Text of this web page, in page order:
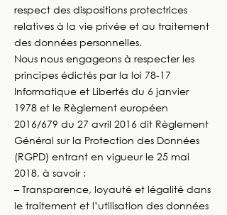
respect des dispositions protectrices
relatives à la vie privée et au traitement
des données personnelles.
Nous nous engageons à respecter les
principes édictés par la loi 78-17
Informatique et Libertés du 6 janvier
1978 et le Règlement européen
2016/679 du 27 avril 2016 dit Règlement
Général sur la Protection des Données
(RGPD) entrant en vigueur le 25 mai
2018, à savoir :
– Transparence, loyauté et légalité dans
le traitement et l’utilisation des données